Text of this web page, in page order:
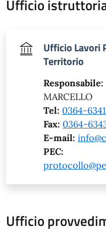
Ufficio
Ufficio Lavori
Territorio
Responsabile:
MARCELLO
Tel: 0364-
Fax: 0364-
E-mail:
PEC:
Ufficio